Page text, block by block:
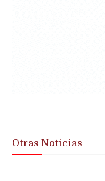
Otras Noticias